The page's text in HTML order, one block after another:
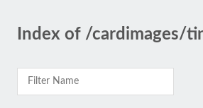
Index of /cardimages/